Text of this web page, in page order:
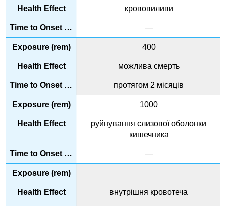
крововиливи
—
400
можлива смерть
протягом 2 місяців
1000
руйнування слизової оболонки
кишечника
—
внутрішня кровотеча